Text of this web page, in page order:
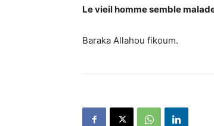
Le vieil homme semble
Baraka Allahou fikoum.